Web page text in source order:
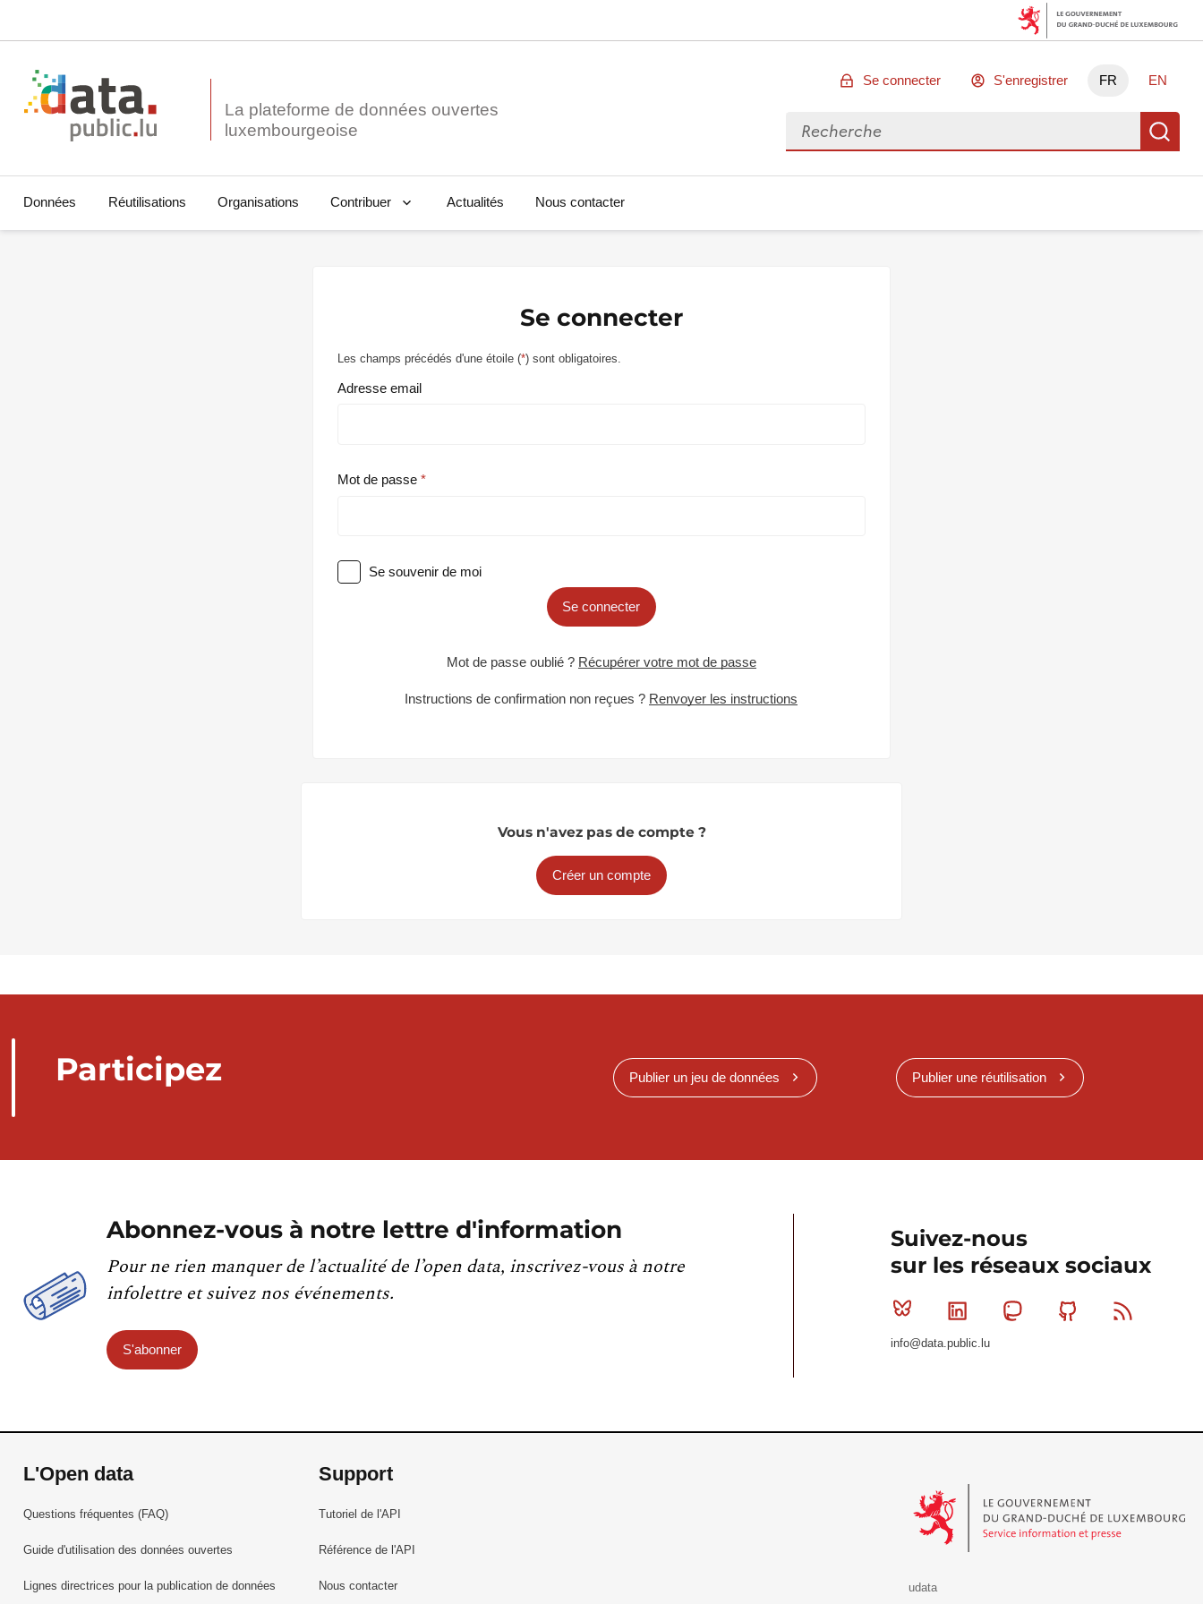
La plateforme de données ouvertes
Se connecter S'enregistrer FR EN
Rechercher des données
Données Réutilisations Organisations Contribuer Actualités Nous contacter
Se connecter
Les champs précédés d'une étoile (*) sont obligatoires.
Adresse email
Mot de passe
Se souvenir de moi
Se connecter
Mot de passe oublié ? Récupérer votre mot de passe
Instructions de confirmation non reçues ? Renvoyer les instructions
Vous n'avez pas de compte ?
Créer un compte
Participez Publier un jeu de données Publier une réutilisation
Abonnez-vous à notre lettre d'information
Pour ne rien manquer de l’actualité de l’open data, inscrivez-vous à notre
infolettre et suivez nos événements.
S'abonner
Suivez-nous
sur les réseaux sociaux
Bluesky Linkedin MastodonGithub
info@data.public.lu
L'Open data
Questions fréquentes (FAQ)
Guide d'utilisation des données ouvertes
Lignes directrices pour la publication de données
Support
Tutoriel de l'API
Référence de l'API
Nous contacter
udata